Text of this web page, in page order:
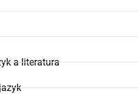
a literatura